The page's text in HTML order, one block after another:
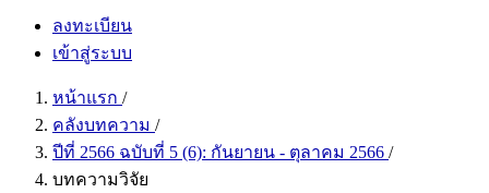
ลงทะเบียน
เข้าสู่ระบบ
หน้าแรก /
คลังบทความ /
ปีที่ 2566 ฉบับที่ 5 (6): กันยายน - ตุลาคม 2566 /
บทความวิจัย